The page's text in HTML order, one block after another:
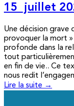
15 juillet
Une décision grave
provoquer la mort
profonde dans la
tout
en fin de vie.. Ce
nous redit
Lire la suite →